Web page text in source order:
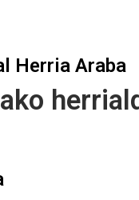
Herria Araba